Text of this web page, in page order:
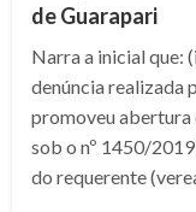
de Guarapari
Narra a inicial que:
denúncia realizada
promoveu
sob o nº 1450/
do requerente